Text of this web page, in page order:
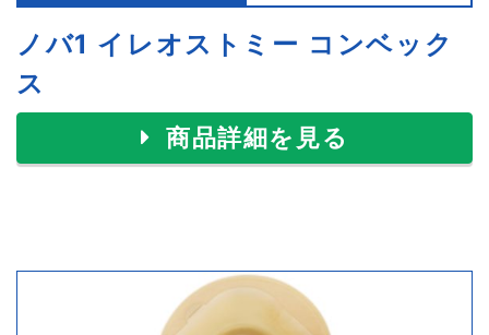
ノバ1 イレオストミー コンベック
ス
商品詳細を見る